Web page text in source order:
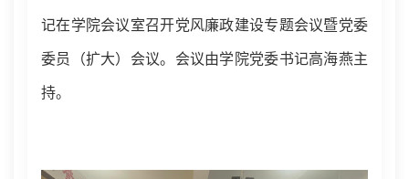
记在学院会议室召开党风廉政建设专题会议暨党委
委员（扩大）会议。会议由学院党委书记高海燕主
持。